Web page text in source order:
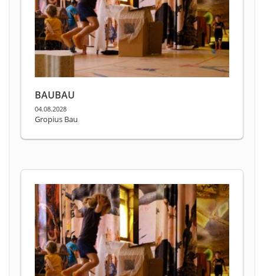
BAUBAU
04.08.2028
Gropius Bau